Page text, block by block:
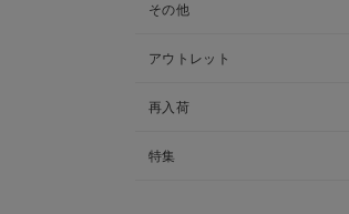
その他
アウトレット
再入荷
特集